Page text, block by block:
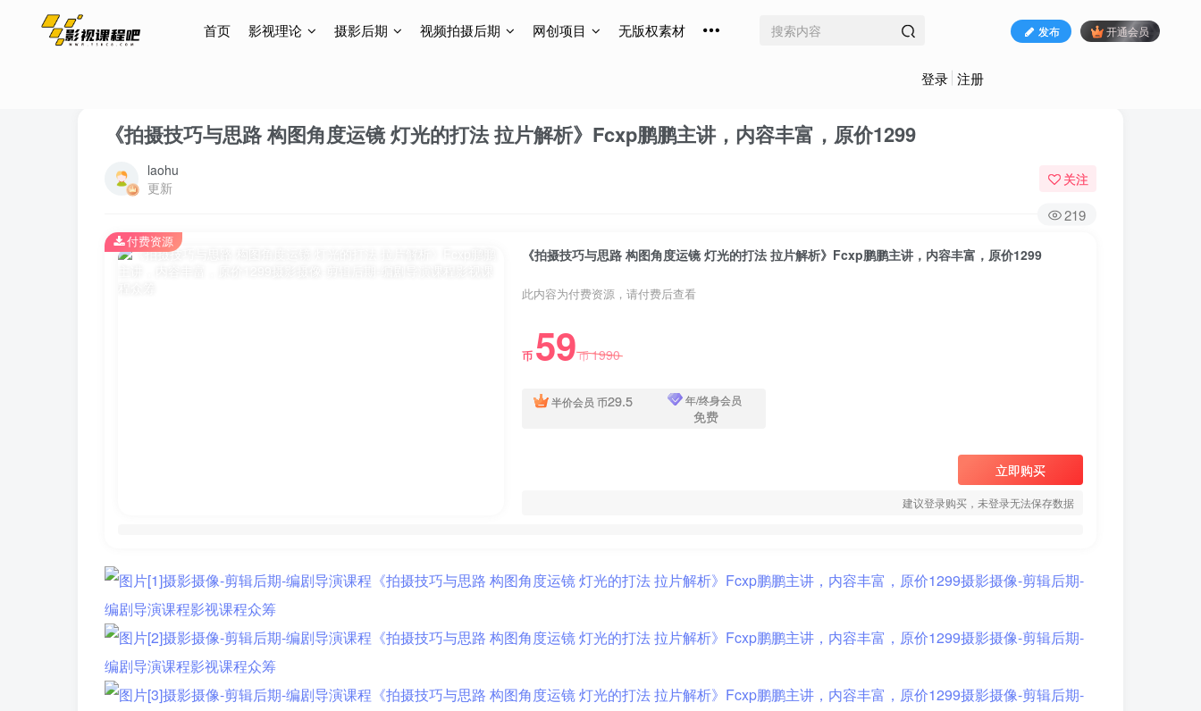
首页 影视理论 摄影后期 视频拍摄后期 网创项目 无版权素材 发布 开通会员
登录 注册
《拍摄技巧与思路 构图角度运镜 灯光的打法 拉片解析》Fcxp鹏鹏主讲，内容丰富，原价1299
laohu
更新
关注
219
《拍摄技巧与思路 构图角度运镜 灯光的打法 拉片解析》Fcxp鹏鹏主讲，内容丰富，原价1299
此内容为付费资源，请付费后查看
币 59币1990
半价会员 币29.5 年/终身会员
免费
立即购买
建议登录购买，未登录无法保存数据
付费资源